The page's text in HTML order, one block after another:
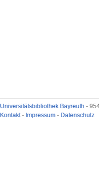
Universitätsbibliothek Bayreuth -
Kontakt- Impressum - Datenschutz